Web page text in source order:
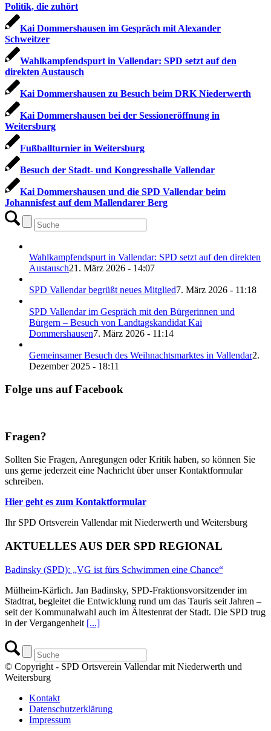
Politik, die zuhört
Kai Dommershausen im Gespräch mit Alexander
Schweitzer
Wahlkampfendspurt in Vallendar: SPD setzt auf den
direkten Austausch
Kai Dommershausen zu Besuch beim DRK Niederwerth
Kai Dommershausen bei der Sessioneröffnung in
Weitersburg
Fußballturnier in Weitersburg
Besuch der Stadt- und Kongresshalle Vallendar
Kai Dommershausen und die SPD Vallendar beim
Johannisfest auf dem Mallendarer Berg
Wahlkampfendspurt in Vallendar: SPD setzt auf den direkten
Austausch21. März 2026 - 14:07
SPD Vallendar begrüßt neues Mitglied7. März 2026 - 11:18
SPD Vallendar im Gespräch mit den Bürgerinnen und
Bürgern – Besuch von Landtagskandidat Kai
Dommershausen7. März 2026 - 11:14
Gemeinsamer Besuch des Weihnachtsmarktes in Vallendar2.
Dezember 2025 - 18:11
Folge uns auf Facebook
Fragen?
Sollten Sie Fragen, Anregungen oder Kritik haben, so können Sie
uns gerne jederzeit eine Nachricht über unser Kontaktformular
schreiben.
Hier geht es zum Kontaktformular
Ihr SPD Ortsverein Vallendar mit Niederwerth und Weitersburg
AKTUELLES AUS DER SPD REGIONAL
Badinsky (SPD): „VG ist fürs Schwimmen eine Chance“
Mülheim-Kärlich. Jan Badinsky, SPD-Fraktionsvorsitzender im
Stadtrat, begleitet die Entwicklung rund um das Tauris seit Jahren –
seit der Kommunalwahl auch im Ältestenrat der Stadt. Die SPD trug
in der Vergangenheit [...]
© Copyright - SPD Ortsverein Vallendar mit Niederwerth und
Weitersburg
Kontakt
Datenschutzerklärung
Impressum